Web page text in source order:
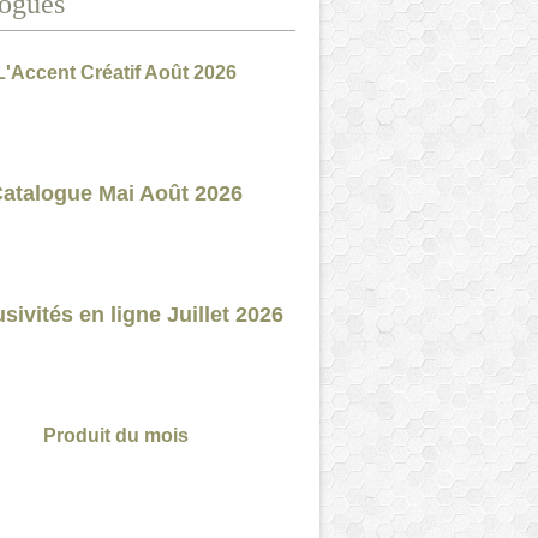
Créatif Août 2026
Mai Août 2026
en ligne Juillet 2026
Produit du mois